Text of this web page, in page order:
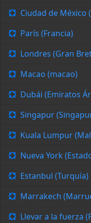
Ciudad de México
París (Francia)
Londres (Gran
Macao (macao)
Dubái (Emiratos
Singapur
Kuala Lumpur
Nueva York
Estanbul (Turquía)
Marrakech
Llevar a la fuerza